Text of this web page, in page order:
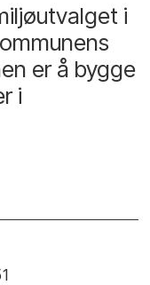
i
er å bygge
i